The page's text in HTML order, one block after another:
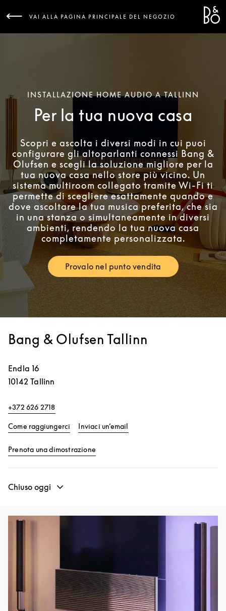
VAI ALLA PAGINA PRINCIPALE DEL NEGOZIO
INSTALLAZIONE HOME AUDIO A TALLINN
Per la tua nuova casa
Scopri e ascolta i diversi modi in cui puoi
configurare gli altoparlanti connessi Bang &
Olufsen e scegli la soluzione migliore per la
tua nuova casa nello store più vicino. Un
sistema multiroom collegato tramite Wi-Fi ti
permette di scegliere esattamente quando e
dove ascoltare la tua musica preferita, che sia
in una stanza o simultaneamente in diversi
ambienti, rendendo la tua nuova casa
completamente personalizzata.
Provalo nel punto vendita
Link Opens in New Tab
Bang & Olufsen Tallinn
Endla 16
10142 Tallinn
+372 626 2718
Come raggiungerci Link Opens in New Tab
Inviaci un’email
Prenota una dimostrazione
Chiuso oggi
Immagine evento